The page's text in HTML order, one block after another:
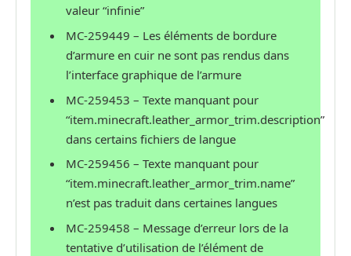
valeur “infinie”
MC-259449 – Les éléments de bordure
d’armure en cuir ne sont pas rendus dans
l’interface graphique de l’armure
MC-259453 – Texte manquant pour
“item.minecraft.leather_armor_trim.description”
dans certains fichiers de langue
MC-259456 – Texte manquant pour
“item.minecraft.leather_armor_trim.name”
n’est pas traduit dans certaines langues
MC-259458 – Message d’erreur lors de la
tentative d’utilisation de l’élément de